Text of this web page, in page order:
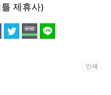
제휴사)
인쇄